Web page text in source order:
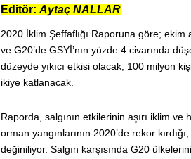
Editör: Aytaç NALLAR
2020 İklim Şeffaflığı Raporuna göre;
ve G20’de GSYİ’nın yüzde 4 civarında
düzeyde yıkıcı etkisi olacak; 100 milyon
ikiye katlanacak.
Raporda, salgının etkilerinin aşırı iklim ve
orman yangınlarının 2020’de rekor
değiniliyor. Salgın karşısında G20